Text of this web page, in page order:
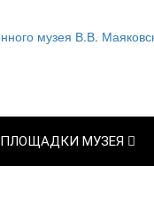
ПЛОЩАДКИ МУЗЕЯ